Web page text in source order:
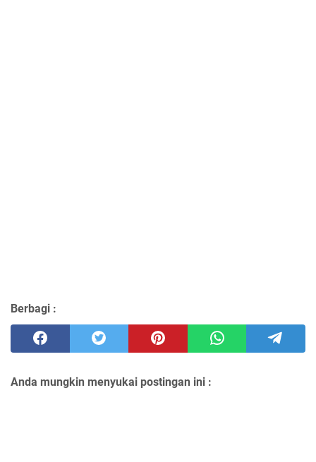
Berbagi :
Anda mungkin menyukai postingan ini :